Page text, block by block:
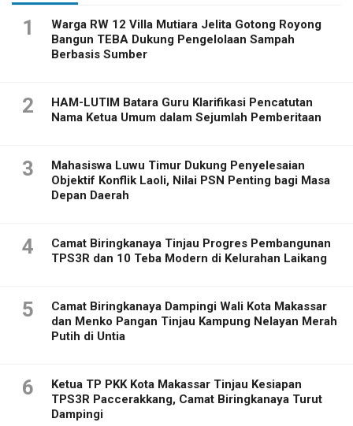
1
Warga RW 12 Villa Mutiara Jelita Gotong Royong
Bangun TEBA Dukung Pengelolaan Sampah
Berbasis Sumber
2
HAM-LUTIM Batara Guru Klarifikasi Pencatutan
Nama Ketua Umum dalam Sejumlah Pemberitaan
3
Mahasiswa Luwu Timur Dukung Penyelesaian
Objektif Konflik Laoli, Nilai PSN Penting bagi Masa
Depan Daerah
4
Camat Biringkanaya Tinjau Progres Pembangunan
TPS3R dan 10 Teba Modern di Kelurahan Laikang
5
Camat Biringkanaya Dampingi Wali Kota Makassar
dan Menko Pangan Tinjau Kampung Nelayan Merah
Putih di Untia
6
Ketua TP PKK Kota Makassar Tinjau Kesiapan
TPS3R Paccerakkang, Camat Biringkanaya Turut
Dampingi